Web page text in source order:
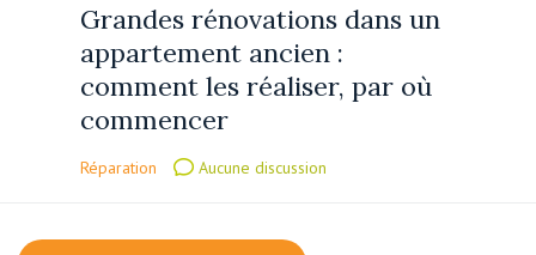
Grandes rénovations dans un
appartement ancien :
comment les réaliser, par où
commencer
Réparation Aucune discussion